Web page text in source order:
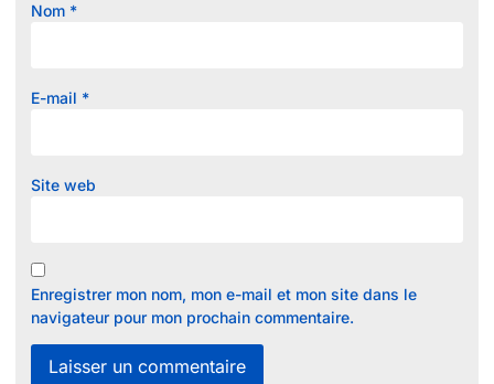
Nom *
E-mail *
Site web
Enregistrer mon nom, mon e-mail et mon site dans le
navigateur pour mon prochain commentaire.